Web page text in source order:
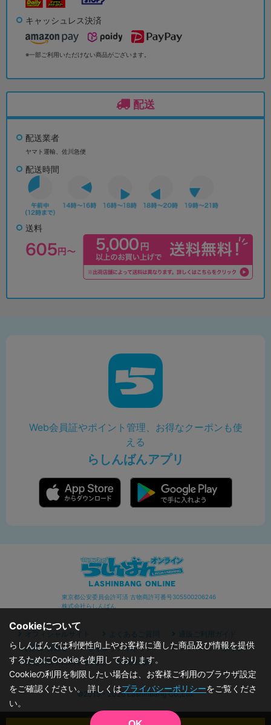
キャッシュレス決済
※一部ご利用いただけない商品がございます。
配送
配送業者
ヤマト運輸、佐川急便
配送時間
送料
Web会員証やポイント管理、お得なクーポンも使
える
らしんばんアプリ
東京都公安委員会許可済 古物商許可番号305500206246
株式会社らしんばん
オフィシャルサイト よくあるご質問
通販ご利用ガイド
お問い合わせ
セキュリティポリシー
プライバシーポリシー
特定商取引に関する表記
利用規約
©2019 - 2026 Lashinbang Co.,Ltd.
Cookieについて
らしんばんでは利便性向上やお客様に適した商品及び情報を提供
するためにCookieを使用しております。
Cookieの利用を制限したい場合は、お客様ご利用のブラウザ設定
をご確認ください。 詳しくはプライバシーポリシーをご覧くださ
い。